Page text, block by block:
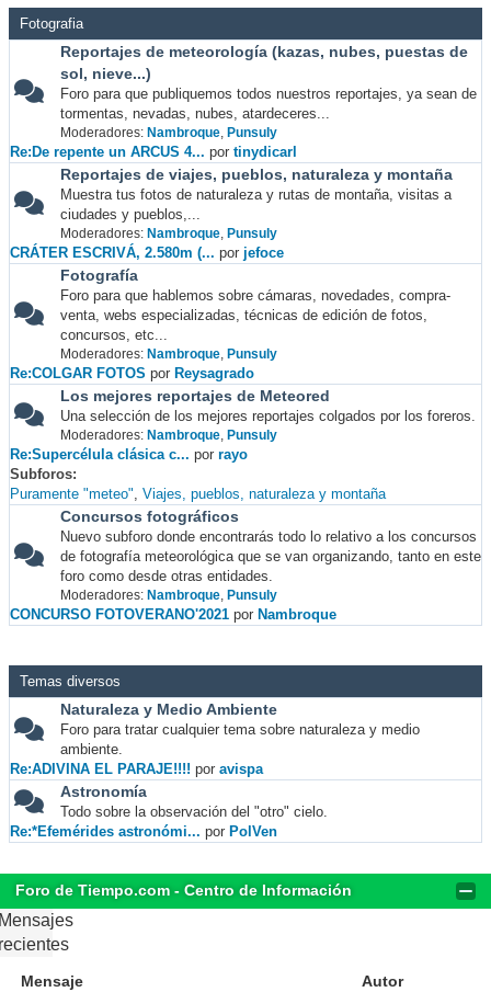
Fotografia
Reportajes de meteorología (kazas, nubes, puestas de
sol, nieve...)
Foro para que publiquemos todos nuestros reportajes, ya sean de
tormentas, nevadas, nubes, atardeceres...
Moderadores: Nambroque, Punsuly
Re:De repente un ARCUS 4... por tinydicarl
Reportajes de viajes, pueblos, naturaleza y montaña
Muestra tus fotos de naturaleza y rutas de montaña, visitas a
ciudades y pueblos,...
Moderadores: Nambroque, Punsuly
CRÁTER ESCRIVÁ, 2.580m (... por jefoce
Fotografía
Foro para que hablemos sobre cámaras, novedades, compra-
venta, webs especializadas, técnicas de edición de fotos,
concursos, etc...
Moderadores: Nambroque, Punsuly
Re:COLGAR FOTOS por Reysagrado
Los mejores reportajes de Meteored
Una selección de los mejores reportajes colgados por los foreros.
Moderadores: Nambroque, Punsuly
Re:Supercélula clásica c... por rayo
Subforos
Puramente "meteo" Viajes, pueblos, naturaleza y montaña
Concursos fotográficos
Nuevo subforo donde encontrarás todo lo relativo a los concursos
de fotografía meteorológica que se van organizando, tanto en este
foro como desde otras entidades.
Moderadores: Nambroque, Punsuly
CONCURSO FOTOVERANO'2021 por Nambroque
Temas diversos
Naturaleza y Medio Ambiente
Foro para tratar cualquier tema sobre naturaleza y medio
ambiente.
Re:ADIVINA EL PARAJE!!!! por avispa
Astronomía
Todo sobre la observación del "otro" cielo.
Re:*Efemérides astronómi... por PolVen
Foro de Tiempo.com - Centro de Información
Mensaje Autor